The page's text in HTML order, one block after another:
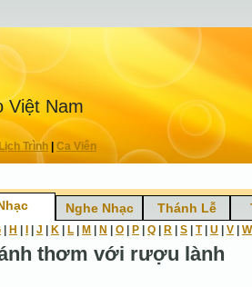
Việt Nam
Lịch Trình Ca Viên
Nghe Nhạc Thánh Lễ
H J K L M N O P Q R S T| U V W
thơm với rượu lành